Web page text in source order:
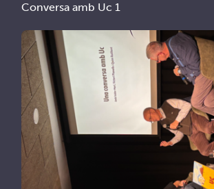
Conversa amb Uc 1